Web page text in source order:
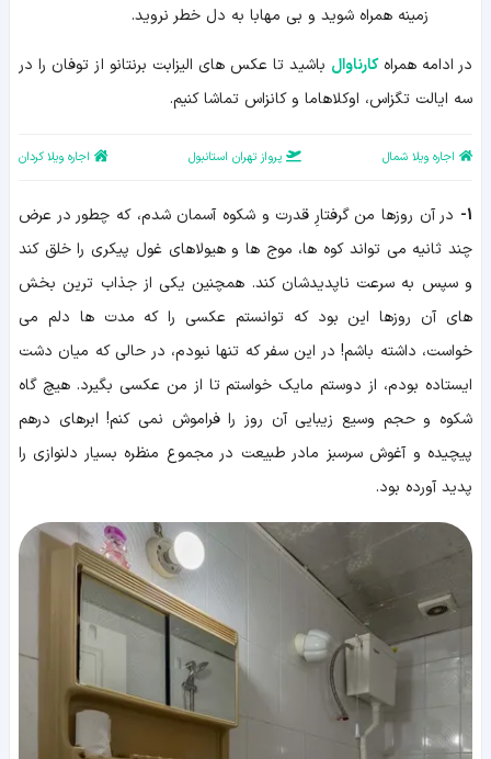
زمینه همراه شوید و بی مهابا به دل خطر نروید.
در ادامه همراهکارناوال باشید تا عکس های الیزابت برنتانو از توفان را در
سه ایالت تگزاس، اوکلاهاما و کانزاس تماشا کنیم.
اجاره ویلا شمال پرواز تهران استانبول اجاره ویلا کردان
1-
در آن روزها من گرفتارِ قدرت و شکوه آسمان شدم، که چطور در عرض
چند ثانیه می تواند کوه ها، موج ها و هیولاهای غول پیکری را خلق کند
و سپس به سرعت ناپدیدشان کند. همچنین یکی از جذاب ترین بخش
های آن روزها این بود که توانستم عکسی را که مدت ها دلم می
خواست، داشته باشم! در این سفر که تنها نبودم، در حالی که میان دشت
ایستاده بودم، از دوستم مایک خواستم تا از من عکسی بگیرد. هیچ گاه
شکوه و حجم وسیع زیبایی آن روز را فراموش نمی کنم! ابرهای درهم
پیچیده و آغوش سرسبز مادر طبیعت در مجموع منظره بسیار دلنوازی را
پدید آورده بود.